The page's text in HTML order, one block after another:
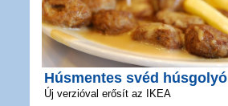
Húsmentes svéd húsgolyó
Új verzióval erősít az IKEA